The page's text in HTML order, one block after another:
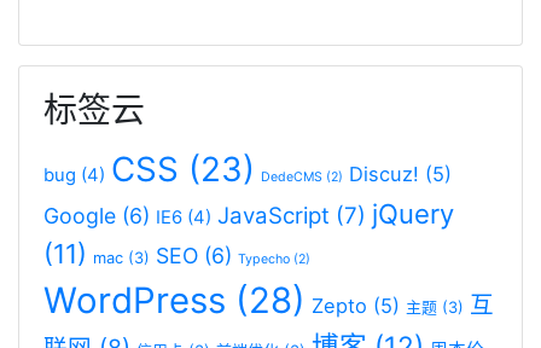
标签云
bug (4) CSS (23) DedeCMS (2) Discuz! (5)
Google (6) IE6 (4) JavaScript (7) jQuery
(11) mac (3) SEO (6) Typecho (2)
WordPress (28) Zepto (5) 主题 (3) 互